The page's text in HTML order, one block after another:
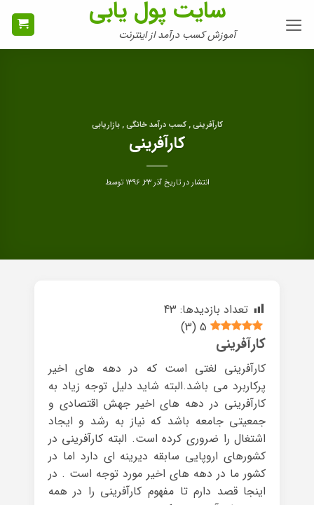
سایت پول یابی
آموزش کسب درآمد از اینترنت
کارآفرینی , کسب درآمد خانگی , بازاریابی
کارآفرینی
انتشار در تاریخآذر ۲۳, ۱۳۹۶ توسط
تعداد بازدیدها: 43
5
(
3
)
کارآفرینی
کارآفرینی لغتی است که در دهه های اخیر
پرکاربرد می باشد.البته شاید دلیل توجه زیاد به
کارآفرینی در دهه های اخیر جهش اقتصادی و
جمعیتی جامعه باشد که نیاز به رشد و ایجاد
اشتغال را ضروری کرده است. البته کارآفرینی در
کشورهای اروپایی سابقه دیرینه ای دارد اما در
کشور ما در دهه های اخیر مورد توجه است . در
اینجا قصد دارم تا مفهوم کارآفرینی را در همه